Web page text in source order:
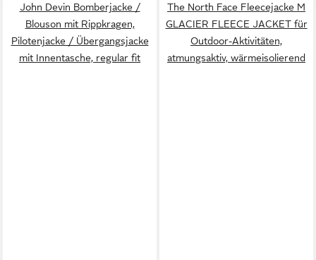
John Devin Bomberjacke /
Blouson mit Rippkragen,
Pilotenjacke / Übergangsjacke
mit Innentasche, regular fit
The North Face Fleecejacke M
GLACIER FLEECE JACKET für
Outdoor-Aktivitäten,
atmungsaktiv, wärmeisolierend